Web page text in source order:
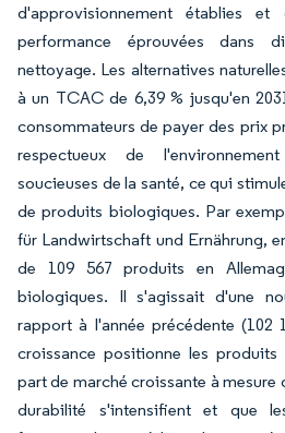
d'approvisionnement établies et
performance éprouvées dans
nettoyage. Les alternatives
à un TCAC de 6,39 % jusqu'en
consommateurs de payer des prix
respectueux de
soucieuses de la santé, ce qui
de produits biologiques. Par
für Landwirtschaft und Ernährung,
de 109 567 produits en
biologiques. Il s'agissait d'une
rapport à l'année précédente (102
croissance positionne les
part de marché croissante à mesure
durabilité s'intensifient et que